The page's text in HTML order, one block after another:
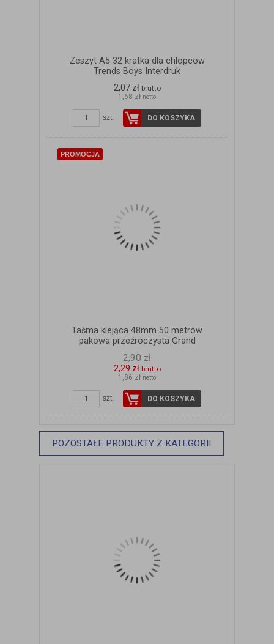
Zeszyt A5 32 kratka dla chlopcow
Trends Boys Interdruk
2,07 zł brutto
1,68 zł netto
szt. DO KOSZYKA
PROMOCJA
Taśma klejąca 48mm 50 metrów
pakowa przeźroczysta Grand
2,90 zł
2,29 zł brutto
1,86 zł netto
szt. DO KOSZYKA
POZOSTAŁE PRODUKTY Z KATEGORII